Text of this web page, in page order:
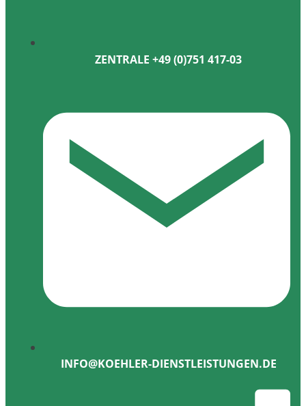
ZENTRALE +49 (0)751 417-03
INFO@KOEHLER-DIENSTLEISTUNGEN.DE